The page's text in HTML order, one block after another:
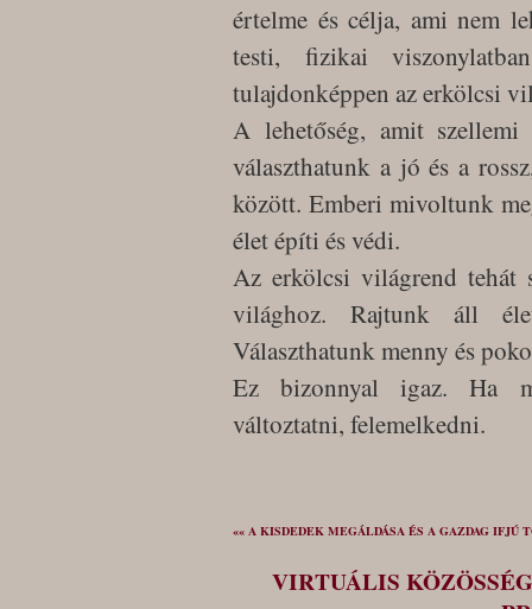
értelme és célja, ami nem
testi, fizikai
tulajdonképpen az erkölcsi
A lehetőség, amit
választhatunk a jó és a
között. Emberi mivoltunk
élet építi és védi.
Az erkölcsi világrend tehát
világhoz. Rajtunk áll
Választhatunk menny és
Ez bizonnyal igaz. Ha
változtatni, felemelkedni.
«« A KISDEDEK MEGÁLDÁSA ÉS A GAZDAG IFJÚ
VIRTUÁLIS KÖZÖSSÉG